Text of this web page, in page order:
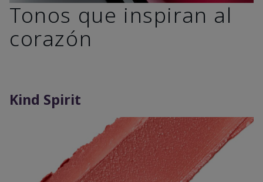
Tonos que inspiran al
corazón
Kind Spirit